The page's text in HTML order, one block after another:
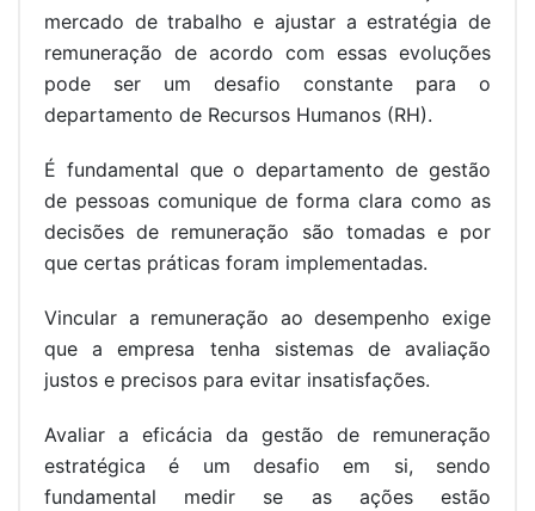
mercado de trabalho e ajustar a estratégia de
remuneração de acordo com essas evoluções
pode ser um desafio constante para o
departamento de Recursos Humanos (RH).
É fundamental que o departamento de gestão
de pessoas comunique de forma clara como as
decisões de remuneração são tomadas e por
que certas práticas foram implementadas.
Vincular a remuneração ao desempenho exige
que a empresa tenha sistemas de avaliação
justos e precisos para evitar insatisfações.
Avaliar a eficácia da gestão de remuneração
estratégica é um desafio em si, sendo
fundamental medir se as ações estão